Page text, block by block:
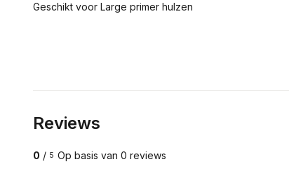
Geschikt voor Large primer hulzen
Reviews
0 / 5 Op basis van 0 reviews